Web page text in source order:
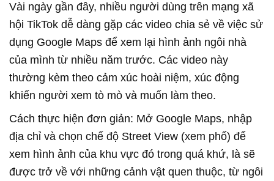
Vài ngày gần đây, nhiều người dùng trên mạng xã
hội TikTok dễ dàng gặp các video chia sẻ về việc sử
dụng Google Maps để xem lại hình ảnh ngôi nhà
của mình từ nhiều năm trước. Các video này
thường kèm theo cảm xúc hoài niệm, xúc động
khiến người xem tò mò và muốn làm theo.
Cách thực hiện đơn giản: Mở Google Maps, nhập
địa chỉ và chọn chế độ Street View (xem phố) để
xem hình ảnh của khu vực đó trong quá khứ, là sẽ
được trở về với những cảnh vật quen thuộc, từ ngôi